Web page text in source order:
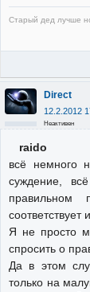
Старый дед лучше
Direct
12.2.2012
Неактивен
raido
всё немного
суждение,
соответствует
Я не просто
спросить о
Да в этом
только на